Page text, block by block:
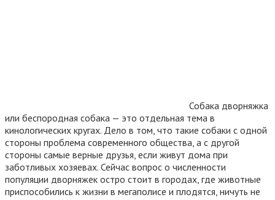
Собака дворняжка
или беспородная собака — это отдельная тема в
кинологических кругах. Дело в том, что такие собаки с одной
стороны проблема современного общества, а с другой
стороны самые верные друзья, если живут дома при
заботливых хозяевах. Сейчас вопрос о численности
популяции дворняжек остро стоит в городах, где животные
приспособились к жизни в мегаполисе и плодятся, ничуть не